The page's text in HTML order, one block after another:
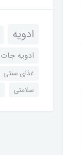
ادویه
ادویه جات
غذای سنتی
سلامتی